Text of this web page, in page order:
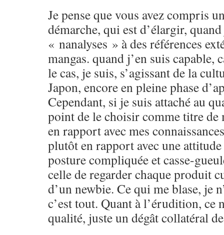
Je pense que vous avez compris
démarche, qui est d’élargir,
« nanalyses » à des références
mangas. quand j’en suis capable,
le cas, je suis, s’agissant de la
Japon, encore en pleine phase
Cependant, si je suis attaché au
point de le choisir comme titre de
en rapport avec mes
plutôt en rapport avec une
posture compliquée et casse-
celle de regarder chaque produit
d’un newbie. Ce qui me blase, je
c’est tout. Quant à l’érudition, ce
qualité, juste un dégât collatéral